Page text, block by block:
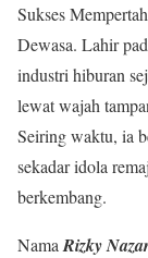
Sukses
Dewasa. Lahir
industri hiburan
lewat wajah
Seiring waktu, ia
sekadar idola
berkembang.
Nama Rizky